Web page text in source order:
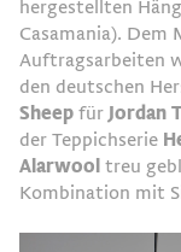
hergestellten
Casamania). Dem
Auftragsarbeiten
den deutschen
Sheep fürJordan
der Teppichserie
Alarwool treu
Kombination mit